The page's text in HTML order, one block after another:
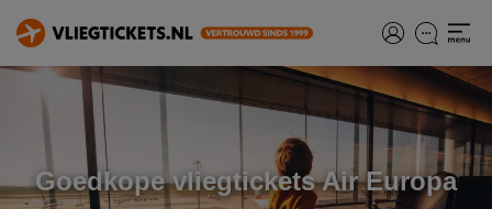
Goedkope vliegtickets Air Europa